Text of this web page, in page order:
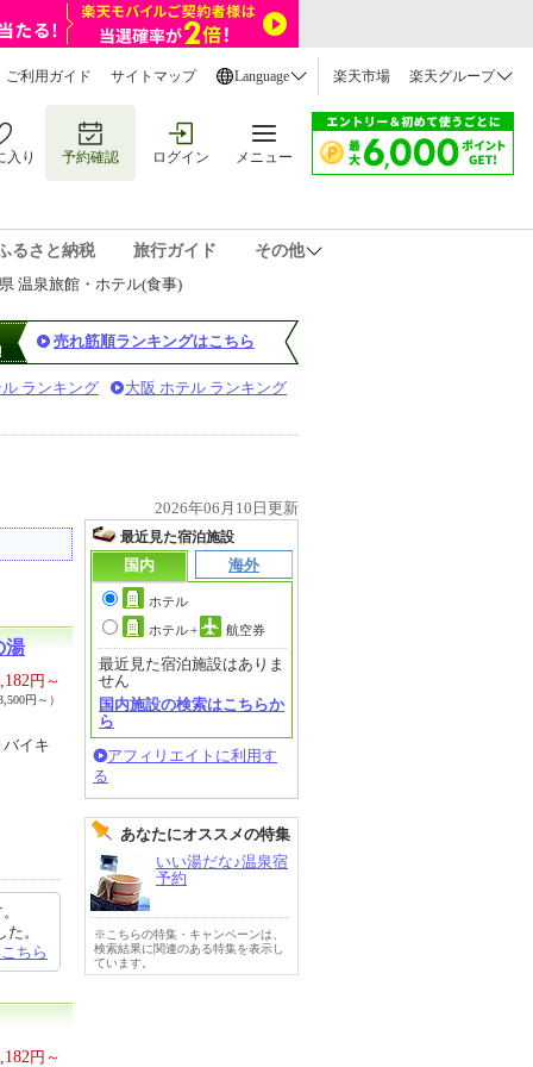
ご利用ガイド サイトマップ Language 楽天市場 楽天グループ
入り 予約確認 ログイン メニュー
るさと納税 旅行ガイド
その他
温泉旅館・ホテル(食事)
売れ筋順ランキングはこちら
ランキング 大阪 ホテル ランキング
2026年06月10日更新
湯
円～
円～）
イキ
。
ちら
円～
最近見た宿泊施設
国内
海外
ホテル
ホテル+ 航空券
最近見た宿泊施設はありま
せん
国内施設の検索はこちらか
ら
アフィリエイトに利用す
る
あなたにオススメの特集
いい湯だな♪温泉宿
予約
※こちらの特集・キャンペーンは、
検索結果に関連のある特集を表示し
ています。